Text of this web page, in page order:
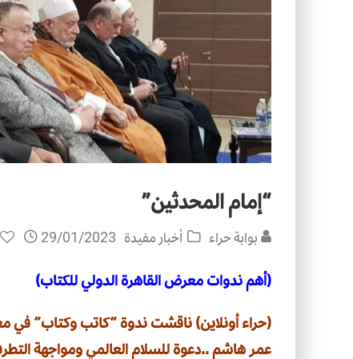
“إمام المحدثين”
بوابة حراء أخبار مفيدة 29/01/2023
(أهم ندوات معرض القاهرة الدولي للكتاب)
(حراء أونلاين) ناقشت ندوة “كاتب وكتاب” في
عمر هاشم ..دعوة للسلام العالمي ومواجهة